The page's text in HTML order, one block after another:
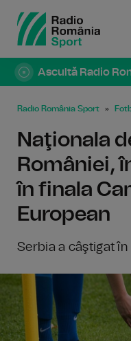
Ascultă Radio
Radio România Sport
Naţionala
României,
în finala
European
Serbia a câştigat